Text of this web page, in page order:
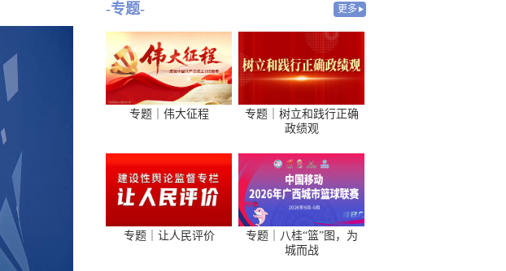
-专题- 更多
专题｜伟大征程
专题｜树立和践行正确
政绩观
专题｜让人民评价
专题｜八桂“篮”图，为
城而战